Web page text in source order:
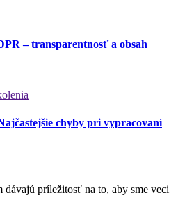
– transparentnosť a obsah
chyby pri vypracovaní
príležitosť na to, aby sme veci